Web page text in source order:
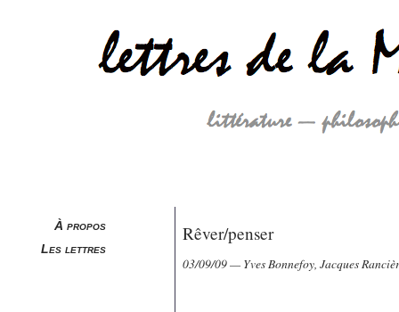
À propos
Les lettres
Rêver/penser
03/09/09 — Yves Bonnefoy, Jacques